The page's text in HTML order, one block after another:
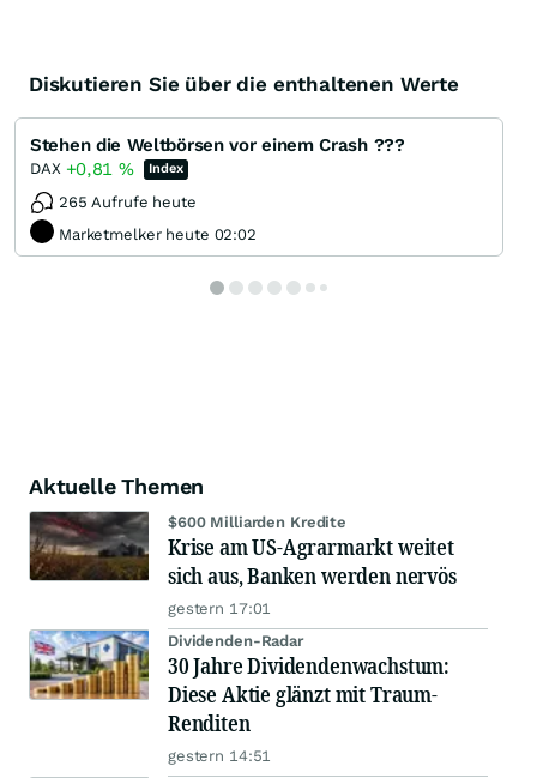
Diskutieren Sie über die enthaltenen Werte
Stehen die Weltbörsen vor einem Crash ???
DAX +0,81 % Index
265 Aufrufe heute
Marketmelker heute 02:02
Aktuelle Themen
$600 Milliarden Kredite
Krise am US-Agrarmarkt weitet
sich aus, Banken werden nervös
gestern 17:01
Dividenden-Radar
30 Jahre Dividendenwachstum:
Diese Aktie glänzt mit Traum-
Renditen
gestern 14:51